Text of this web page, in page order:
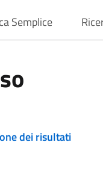
Semplice
dei risultati